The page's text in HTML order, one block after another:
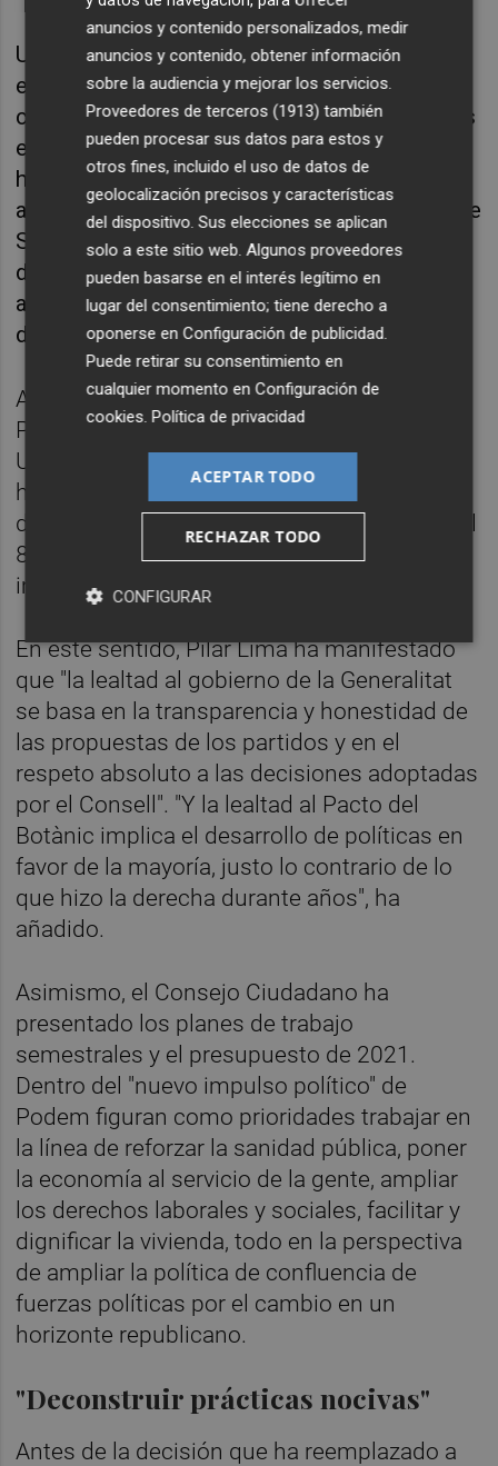
Una de las cuestiones que se han abordado
es también la necesidad de establecer un
confinamiento domiciliario como medida más
eficaz para contener el número de contagios,
hospitalizaciones y fallecimientos. En este
análisis han participado miembros del Área de
Sanidad de Podem, "profesionales sanitarios
de primera línea que elaboraron la propuesta
adoptada por el partido de confinamiento
domiciliario".
Además, tras una reunión el viernes entre
Pilar Lima y la consellera de Sanidad
Universal,
Ana Barceló, la formación morada
ha valorado como "muy positiva" la gestión
de la administración de las vacunas, más del
85% de las disponibles, y de las medidas
implementadas por la Conselleria.
En este sentido, Pilar Lima ha manifestado
que "la lealtad al gobierno de la Generalitat
se basa en la transparencia y honestidad de
las propuestas de los partidos y en el
respeto absoluto a las decisiones adoptadas
por el Consell". "Y la lealtad al Pacto del
Botànic implica el desarrollo de políticas en
favor de la mayoría, justo lo contrario de lo
que hizo la derecha durante años", ha
añadido.
Asimismo, el Consejo Ciudadano ha
presentado los planes de trabajo
semestrales y el presupuesto de 2021.
Dentro del "nuevo impulso político" de
Podem figuran como prioridades trabajar en
la línea de reforzar la sanidad pública, poner
la economía al servicio de la gente, ampliar
los derechos laborales y sociales, facilitar y
dignificar la vivienda, todo en la perspectiva
de ampliar la política de confluencia de
fuerzas políticas por el cambio en un
horizonte republicano.
"Deconstruir prácticas nocivas"
Antes de la decisión que ha reemplazado a
anuncios y contenido personalizados, medir
anuncios y contenido, obtener información
sobre la audiencia y mejorar los servicios.
Proveedores de terceros (1913) también
pueden procesar sus datos para estos y
otros fines, incluido el uso de datos de
geolocalización precisos y características
del dispositivo. Sus elecciones se aplican
solo a este sitio web. Algunos proveedores
pueden basarse en el interés legítimo en
lugar del consentimiento; tiene derecho a
oponerse enConfiguración de publicidad
Puede retirar su consentimiento en
cualquier momento enConfiguración de
cookies .Política de privacidad
ACEPTAR TODO
RECHAZAR TODO
CONFIGURAR